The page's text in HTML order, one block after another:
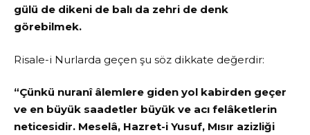
gülü de dikeni de balı da zehri de denk
görebilmek.
Risale-i Nurlarda geçen şu söz dikkate değerdir:
“Çünkü nuranî âlemlere giden yol kabirden geçer
ve en büyük saadetler büyük ve acı felâketlerin
neticesidir. Meselâ, Hazret-i Yusuf, Mısır azizliği